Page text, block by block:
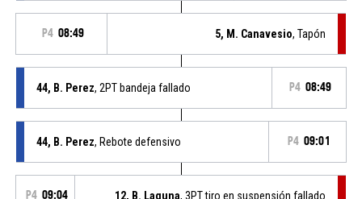
P4 08:49 5, M. Canavesio, Tapón
44, B. Perez, 2PT bandeja fallado P4 08:49
44, B. Perez, Rebote defensivo P4 09:01
P4 09:04 12, B. Laguna, 3PT tiro en suspensión fallado